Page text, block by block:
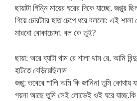
ছায়াটা গিন্নি মায়ের ঘরের দিকে যাচ্ছে.
গিয়ে চোরটাার হাত চেপে ধরে বললো: এই
মারবো বোকাচোদা. বল কে তুই?
ছায়া: অরে ব্যাটা থাম রে শালা থাম রে. আমি
হাটতে বেড়িয়েছিলাম
জগ্গু: তবেরে শালি অমি কি জানিনা তুমি কোথায়
গয়না আছে তুমি সেই লোভেই ওই ঘরে